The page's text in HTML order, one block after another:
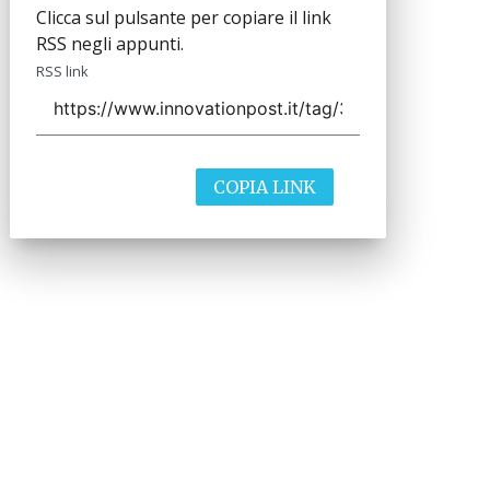
Clicca sul pulsante per copiare il link
RSS negli appunti.
RSS link
COPIA LINK